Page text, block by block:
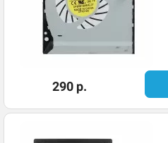
290 р.